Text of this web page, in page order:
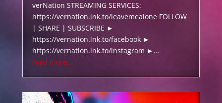
verNation STREAMING SERVICES:
https://vernation.lnk.to/leavemealone FOLLOW
| SHARE | SUBSCRIBE ►
https://vernation.lnk.to/facebook ►
https://vernation.lnk.to/instagram ►...
read more...